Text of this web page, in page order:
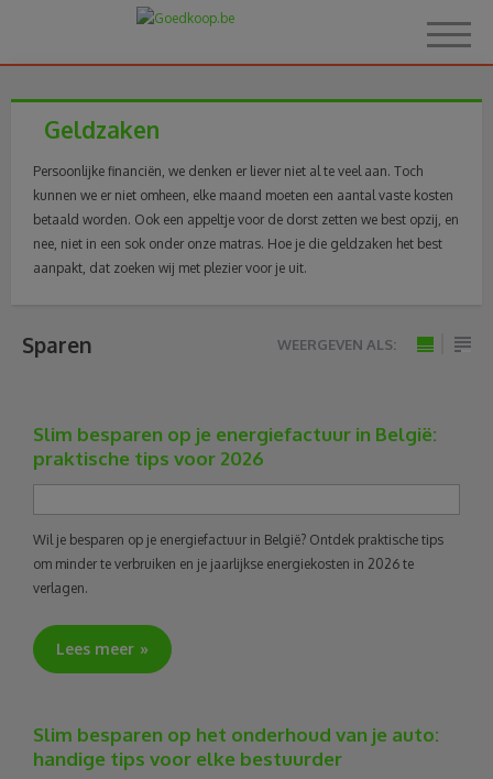
Home
Korting
Reviews
Reizen
Geldzaken
Thuis
Geldzaken
Persoonlijke financiën, we denken er liever niet al te veel aan. Toch
kunnen we er niet omheen, elke maand moeten een aantal vaste kosten
betaald worden. Ook een appeltje voor de dorst zetten we best opzij, en
nee, niet in een sok onder onze matras. Hoe je die geldzaken het best
aanpakt, dat zoeken wij met plezier voor je uit.
Sparen WEERGEVEN ALS:
Slim besparen op je energiefactuur in België:
praktische tips voor 2026
Wil je besparen op je energiefactuur in België? Ontdek praktische tips
om minder te verbruiken en je jaarlijkse energiekosten in 2026 te
verlagen.
Lees meer
Slim besparen op het onderhoud van je auto:
handige tips voor elke bestuurder